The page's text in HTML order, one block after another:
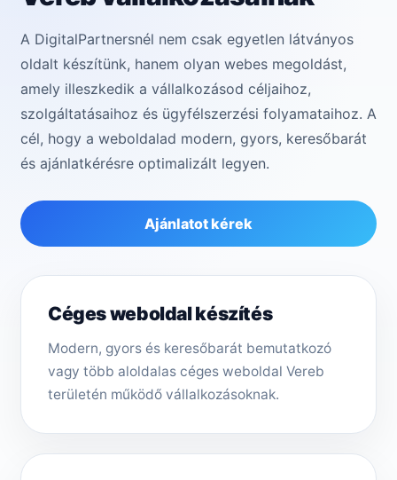
A DigitalPartnersnél nem csak egyetlen látványos
oldalt készítünk, hanem olyan webes megoldást,
amely illeszkedik a vállalkozásod céljaihoz,
szolgáltatásaihoz és ügyfélszerzési folyamataihoz. A
cél, hogy a weboldalad modern, gyors, keresőbarát
és ajánlatkérésre optimalizált legyen.
Ajánlatot kérek
Céges weboldal készítés
Modern, gyors és keresőbarát bemutatkozó
vagy több aloldalas céges weboldal Vereb
területén működő vállalkozásoknak.